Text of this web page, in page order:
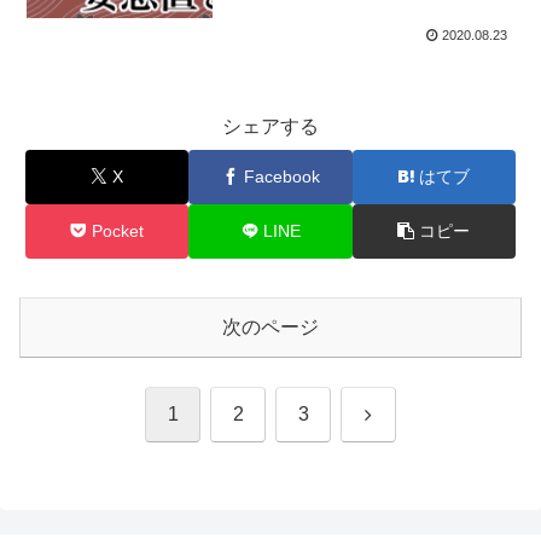
2020.08.23
シェアする
X Facebook はてブ
Pocket LINE コピー
次のページ
1 2 3 次